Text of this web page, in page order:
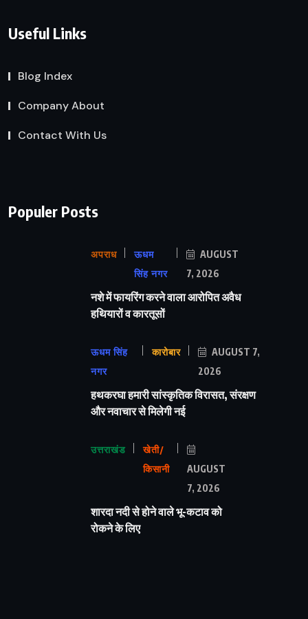
Useful Links
Blog Index
Company About
Contact With Us
Populer Posts
अपराध
ऊधम
सिंह नगर
AUGUST
7, 2026
नशे में फायरिंग करने वाला आरोपित अवैध
हथियारों व कारतूसों
ऊधम सिंह
नगर
कारोबार
AUGUST 7,
2026
हथकरघा हमारी सांस्कृतिक विरासत, संरक्षण
और नवाचार से मिलेगी नई
उत्तराखंड
खेती/
किसानी
AUGUST
7, 2026
शारदा नदी से होने वाले भू-कटाव को
रोकने के लिए